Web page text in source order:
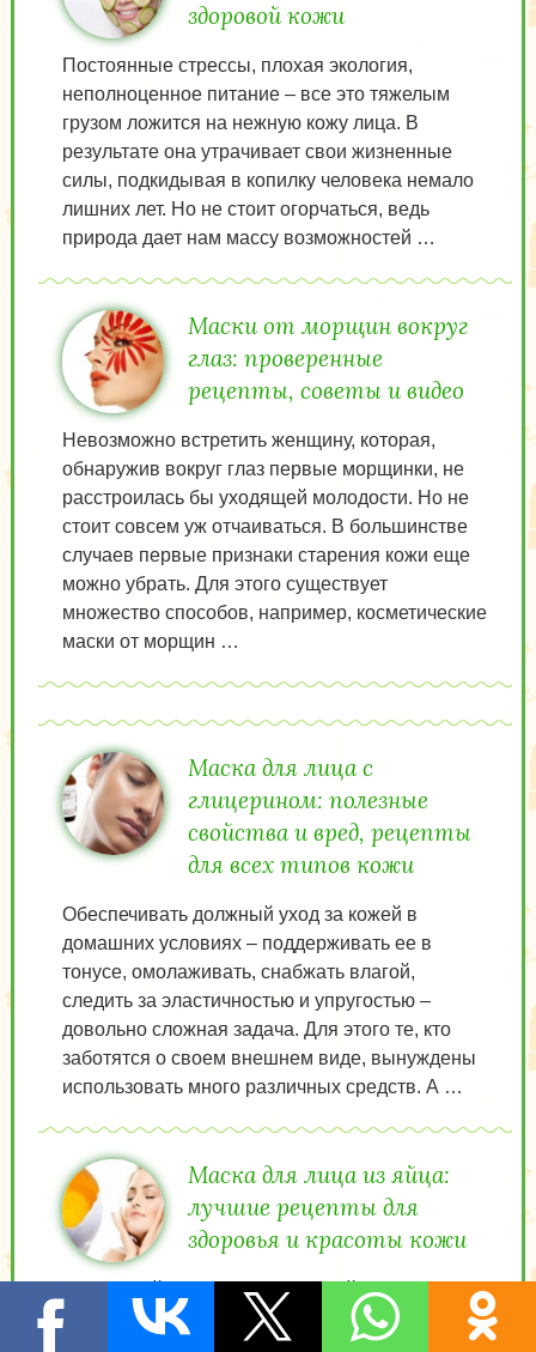
здоровой кожи
Постоянные стрессы, плохая экология,
неполноценное питание – все это тяжелым
грузом ложится на нежную кожу лица. В
результате она утрачивает свои жизненные
силы, подкидывая в копилку человека немало
лишних лет. Но не стоит огорчаться, ведь
природа дает нам массу возможностей …
Маски от морщин вокруг
глаз: проверенные
рецепты, советы и видео
Невозможно встретить женщину, которая,
обнаружив вокруг глаз первые морщинки, не
расстроилась бы уходящей молодости. Но не
стоит совсем уж отчаиваться. В большинстве
случаев первые признаки старения кожи еще
можно убрать. Для этого существует
множество способов, например, косметические
маски от морщин …
Маска для лица с
глицерином: полезные
свойства и вред, рецепты
для всех типов кожи
Обеспечивать должный уход за кожей в
домашних условиях – поддерживать ее в
тонусе, омолаживать, снабжать влагой,
следить за эластичностью и упругостью –
довольно сложная задача. Для этого те, кто
заботятся о своем внешнем виде, вынуждены
использовать много различных средств. А …
Маска для лица из яйца:
лучшие рецепты для
здоровья и красоты кожи
Куриное яйцо – разве можно найти более
доступный, дешевый и полезный продукт для
изготовления средства по уходу за кожей